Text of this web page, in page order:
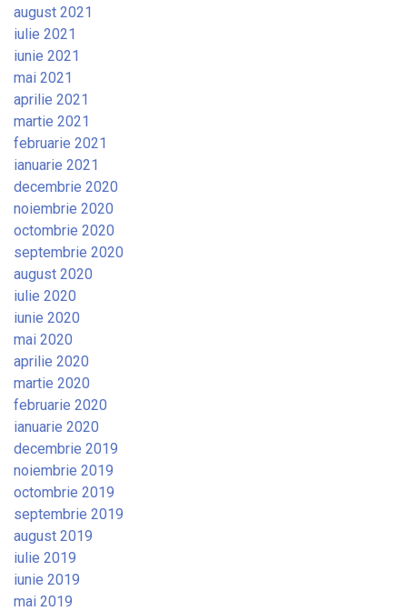
august 2021
iulie 2021
iunie 2021
mai 2021
aprilie 2021
martie 2021
februarie 2021
ianuarie 2021
decembrie 2020
noiembrie 2020
octombrie 2020
septembrie 2020
august 2020
iulie 2020
iunie 2020
mai 2020
aprilie 2020
martie 2020
februarie 2020
ianuarie 2020
decembrie 2019
noiembrie 2019
octombrie 2019
septembrie 2019
august 2019
iulie 2019
iunie 2019
mai 2019